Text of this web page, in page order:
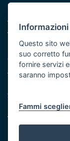
Iniziativa
Asse XI
Note legali
Cookie e privacy
Atti di notifica
Servizi Intranet
Questo sito
suo corretto
fornire servizi
saranno
Fammi